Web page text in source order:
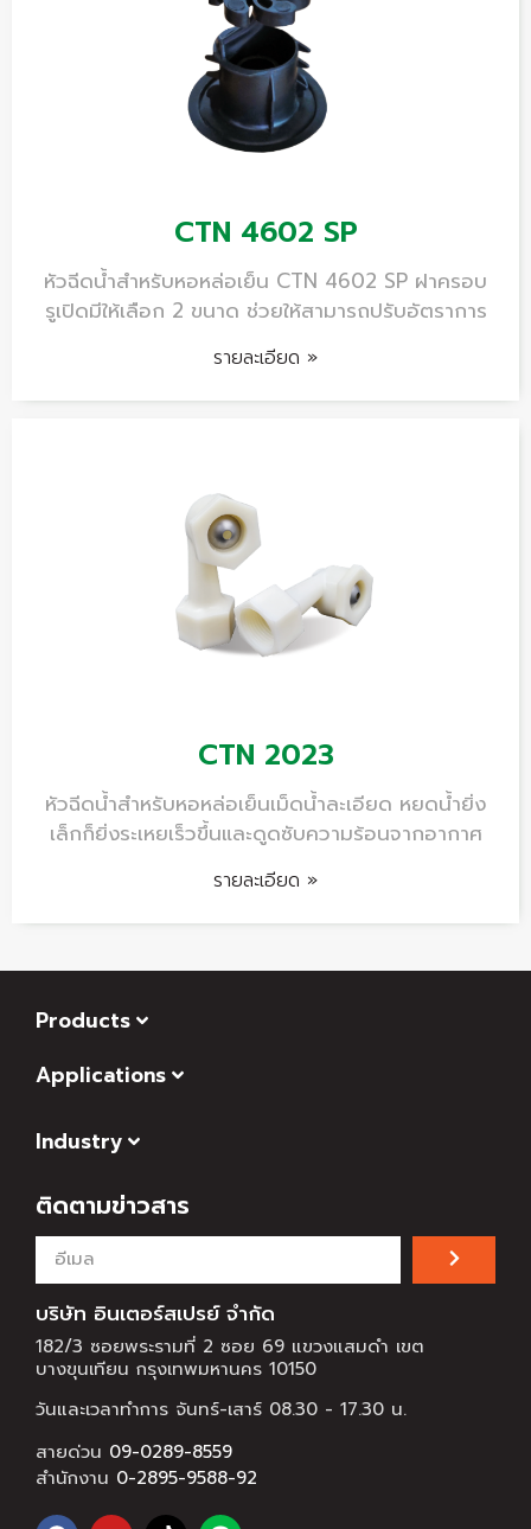
CTN 4602 SP
หัวฉีดน้ำสำหรับหอหล่อเย็น CTN 4602 SP ฝาครอบ
รูเปิดมีให้เลือก 2 ขนาด ช่วยให้สามารถปรับอัตราการ
รายละเอียด »
CTN 2023
หัวฉีดน้ำสำหรับหอหล่อเย็นเม็ดน้ำละเอียด หยดน้ำยิ่ง
เล็กก็ยิ่งระเหยเร็วขึ้นและดูดซับความร้อนจากอากาศ
รายละเอียด »
Products
Applications
Industry
ติดตามข่าวสาร
บริษัท อินเตอร์สเปรย์ จำกัด
182/3 ซอยพระรามที่ 2 ซอย 69 แขวงแสมดำ เขต
บางขุนเทียน กรุงเทพมหานคร 10150
วันและเวลาทำการ จันทร์-เสาร์ 08.30 - 17.30 น.
สายด่วน 09-0289-8559
สำนักงาน 0-2895-9588-92